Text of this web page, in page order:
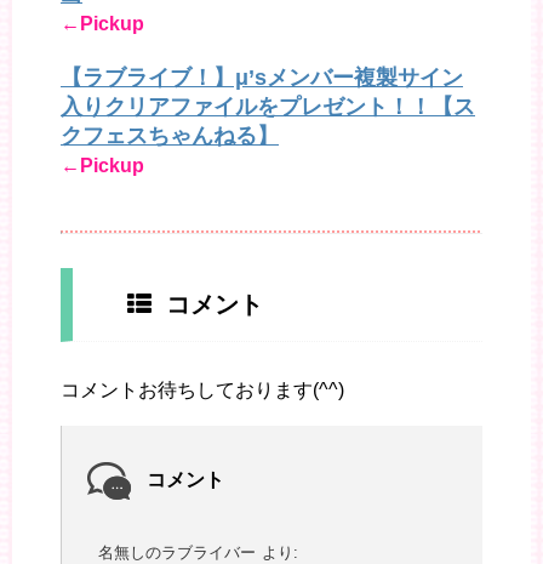
←Pickup
【ラブライブ！】μ’sメンバー複製サイン
入りクリアファイルをプレゼント！！【ス
クフェスちゃんねる】
←Pickup
コメント
コメントお待ちしております(^^)
コメント
名無しのラブライバー より: